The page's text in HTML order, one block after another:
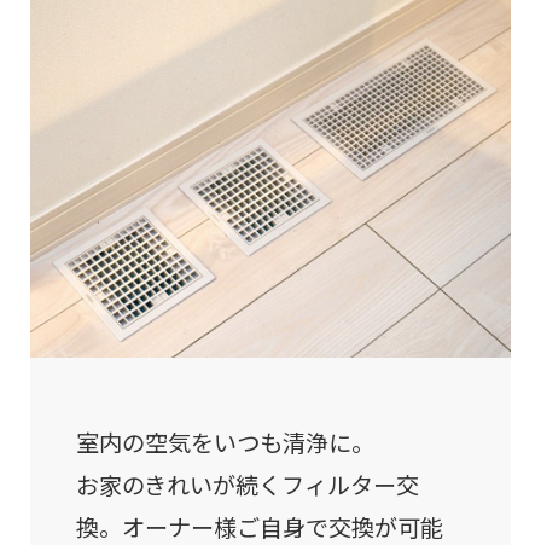
室内の空気をいつも清浄に。
お家のきれいが続くフィルター交
換。オーナー様ご自身で交換が可能